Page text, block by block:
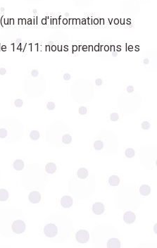
mail d'information vous
14/11: nous prendrons les